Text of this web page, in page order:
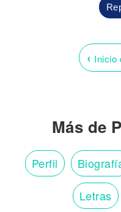
‹ Inicio
Más de
Perfil
Letras